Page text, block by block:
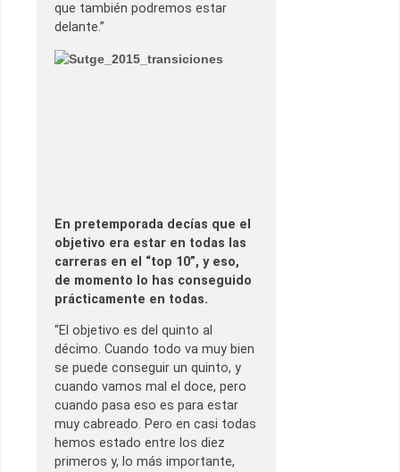
que también podremos estar
delante.”
En pretemporada decías que el
objetivo era estar en todas las
carreras en el “top 10”, y eso,
de momento lo has conseguido
prácticamente en todas.
“El objetivo es del quinto al
décimo. Cuando todo va muy bien
se puede conseguir un quinto, y
cuando vamos mal el doce, pero
cuando pasa eso es para estar
muy cabreado. Pero en casi todas
hemos estado entre los diez
primeros y, lo más importante,